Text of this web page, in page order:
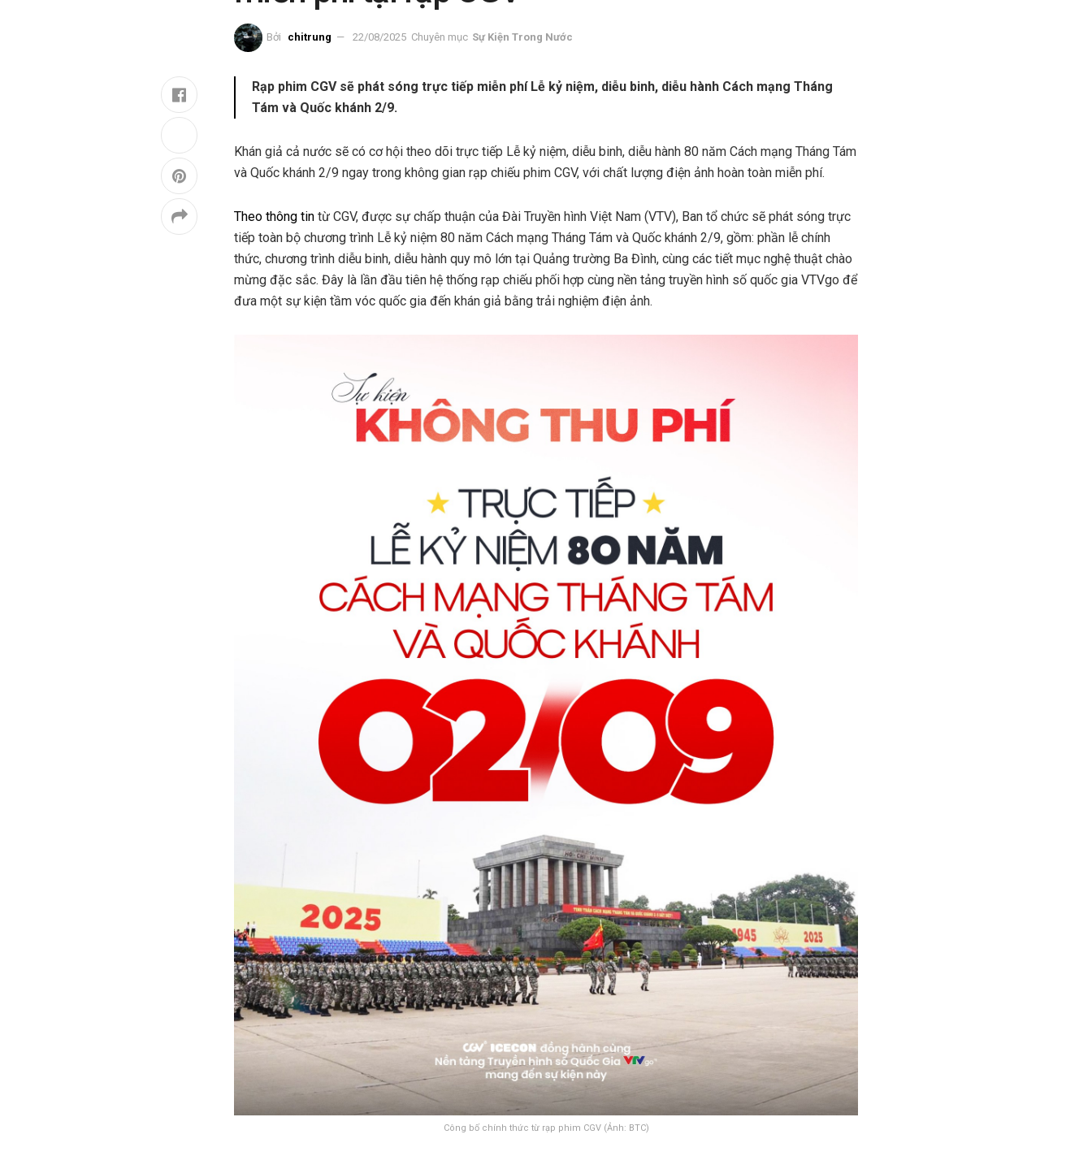
Bởi chitrung 22/08/2025 Chuyên mục Sự Kiện Trong Nước
Rạp phim CGV sẽ phát sóng trực tiếp miễn phí Lễ kỷ niệm, diễu binh, diễu hành Cách mạng Tháng
Tám và Quốc khánh 2/9.
Khán giả cả nước sẽ có cơ hội theo dõi trực tiếp Lễ kỷ niệm, diễu binh, diễu hành 80 năm Cách mạng Tháng Tám
và Quốc khánh 2/9 ngay trong không gian rạp chiếu phim CGV, với chất lượng điện ảnh hoàn toàn miễn phí.
Theo thông tin từ CGV, được sự chấp thuận của Đài Truyền hình Việt Nam (VTV), Ban tổ chức sẽ phát sóng trực
tiếp toàn bộ chương trình Lễ kỷ niệm 80 năm Cách mạng Tháng Tám và Quốc khánh 2/9, gồm: phần lễ chính
thức, chương trình diễu binh, diễu hành quy mô lớn tại Quảng trường Ba Đình, cùng các tiết mục nghệ thuật chào
mừng đặc sắc. Đây là lần đầu tiên hệ thống rạp chiếu phối hợp cùng nền tảng truyền hình số quốc gia VTVgo để
đưa một sự kiện tầm vóc quốc gia đến khán giả bằng trải nghiệm điện ảnh.
Công bố chính thức từ rạp phim CGV (Ảnh: BTC)